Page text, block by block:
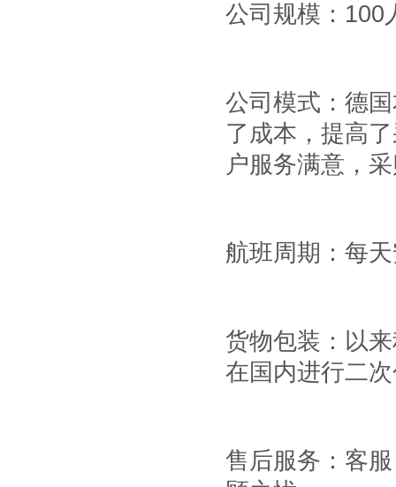
公司规模： 100
公司模式：德
了成本，提高
户服务满意，
航班周期：每
货物包装：以
在国内进行二
售后服务：客